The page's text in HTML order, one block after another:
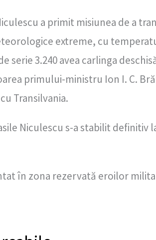
a primit misiunea de a
extreme, cu
serie 3.240 avea carlinga
primului-ministru Ion I. C.
Transilvania.
Niculescu s-a stabilit definitiv
în zona rezervată eroilor